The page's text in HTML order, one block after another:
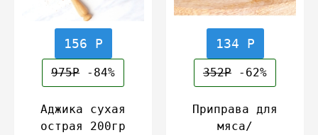
156 Р
975Р -84%
Аджика сухая
острая 200гр
134 Р
352Р -62%
Приправа для
мяса/